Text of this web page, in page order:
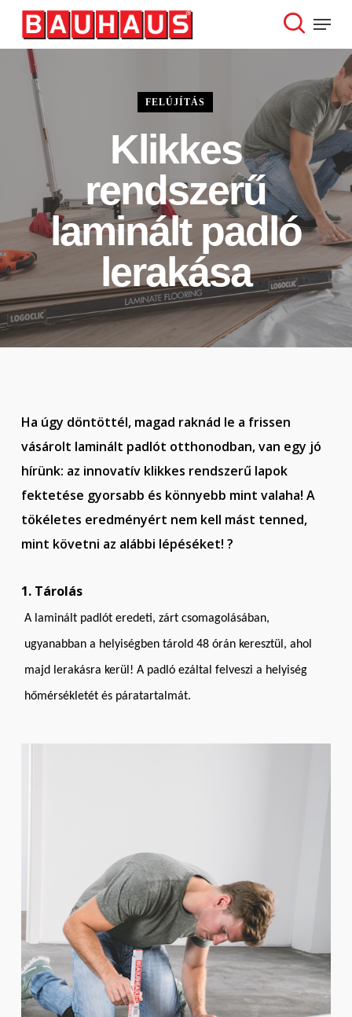
Skip
main
content
search
Menu
FELÚJÍTÁS
Klikkes
rendszerű
laminált padló
lerakása
Ha úgy döntöttél, magad raknád le a frissen
vásárolt laminált padlót otthonodban, van egy jó
hírünk: az innovatív klikkes rendszerű lapok
fektetése gyorsabb és könnyebb mint valaha! A
tökéletes eredményért nem kell mást tenned,
mint követni az alábbi lépéséket! ?
1. Tárolás
A laminált padlót eredeti, zárt csomagolásában,
ugyanabban a helyiségben tárold 48 órán keresztül, ahol
majd lerakásra kerül! A padló ezáltal felveszi a helyiség
hőmérsékletét és páratartalmát.
Close
Menu